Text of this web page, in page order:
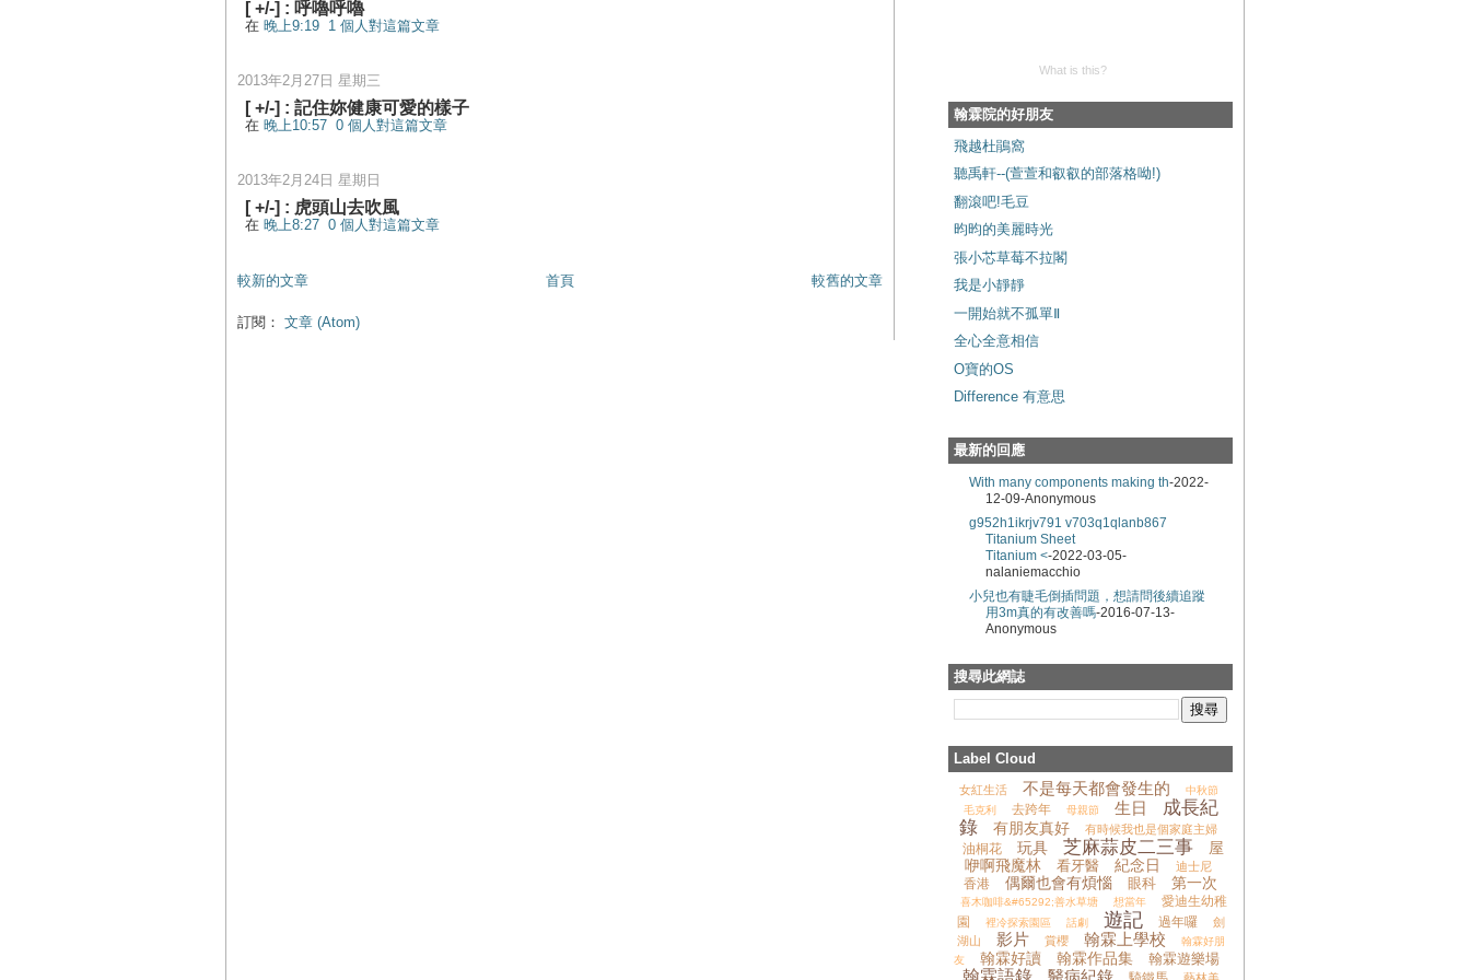
[+/-] : 呼嚕呼嚕
在 晚上9:19 1 個人對這篇文章
2013年2月27日 星期三
[+/-] : 記住妳健康可愛的樣子
在 晚上10:57 0 個人對這篇文章
2013年2月24日 星期日
[+/-] : 虎頭山去吹風
在 晚上8:27 0 個人對這篇文章
較新的文章 較舊的文章
首頁
訂閱： 文章 (Atom)
What is this?
翰霖院的好朋友
飛越杜鵑窩
聽禹軒--(萱萱和叡叡的部落格呦!)
翻滾吧!毛豆
昀昀的美麗時光
張小芯草莓不拉閣
我是小靜靜
一開始就不孤單Ⅱ
全心全意相信
O寶的OS
Difference 有意思
最新的回應
With many components making th-2022-
12-09-Anonymous
g952h1ikrjv791 v703q1qlanb867
Titanium Sheet
Titanium <-2022-03-05-
nalaniemacchio
小兒也有睫毛倒插問題，想請問後續追蹤
用3m真的有改善嗎-2016-07-13-
Anonymous
搜尋此網誌
Label Cloud
女紅生活 不是每天都會發生的
中秋節
毛克利
去跨年 母親節 生日
成長紀
錄
有朋友真好 有時候我也是個家庭主婦
油桐花 玩具 芝麻蒜皮二三事
屋
咿啊飛魔林
看牙醫 紀念日 迪士尼
香港 偶爾也會有煩惱 眼科 第一次
喜木咖啡&#65292;善水草塘 想當年
愛迪生幼稚
園
裡冷探索園區 話劇 遊記 過年囉
劍
湖山
影片 賞櫻 翰霖上學校
翰霖好朋
友
翰霖好讀 翰霖作品集 翰霖遊樂場
翰霖語錄 醫病紀錄